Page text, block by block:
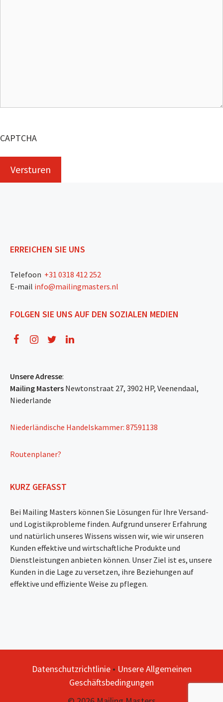
CAPTCHA
ERREICHEN SIE UNS
Telefoon +31 0318 412 252
E-mail info@mailingmasters.nl
FOLGEN SIE UNS AUF DEN SOZIALEN MEDIEN
Unsere Adresse:
Mailing Masters Newtonstraat 27, 3902 HP, Veenendaal,
Niederlande
Niederländische Handelskammer: 87591138
Routenplaner?
KURZ GEFASST
Bei Mailing Masters können Sie Lösungen für Ihre Versand-
und Logistikprobleme finden. Aufgrund unserer Erfahrung
und natürlich unseres Wissens wissen wir, wie wir unseren
Kunden effektive und wirtschaftliche Produkte und
Dienstleistungen anbieten können. Unser Ziel ist es, unsere
Kunden in die Lage zu versetzen, ihre Beziehungen auf
effektive und effiziente Weise zu pflegen.
Datenschutzrichtlinie• Unsere Allgemeinen
Geschäftsbedingungen